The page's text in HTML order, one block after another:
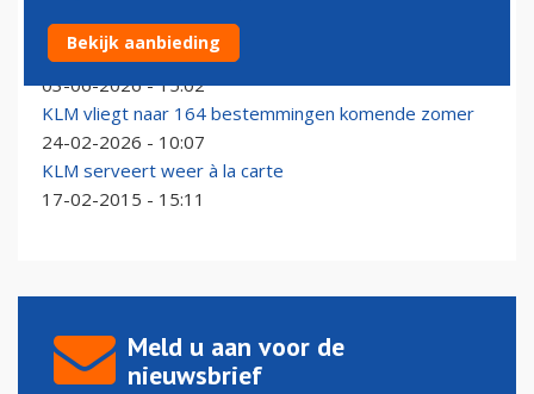
Intercontinentaal vliegen vanaf stadsairport Milaan
Linate: maar wel alleen voor Business Class
03-06-2026 - 15:02
KLM vliegt naar 164 bestemmingen komende zomer
24-02-2026 - 10:07
KLM serveert weer à la carte
17-02-2015 - 15:11
Meld u aan voor de
nieuwsbrief
Bekijk aanbieding